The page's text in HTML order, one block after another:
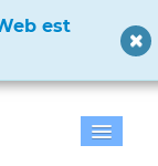
est